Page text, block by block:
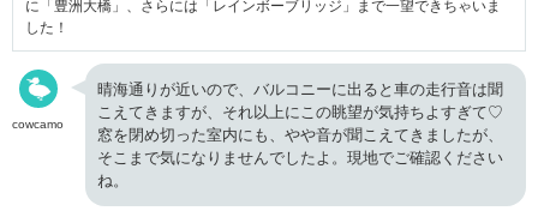
に「豊洲大橋」、さらには「レインボーブリッジ」まで一望できちゃいま
した！
cowcamo
晴海通りが近いので、バルコニーに出ると車の走行音は聞
こえてきますが、それ以上にこの眺望が気持ちよすぎて♡
窓を閉め切った室内にも、やや音が聞こえてきましたが、
そこまで気になりませんでしたよ。現地でご確認ください
ね。